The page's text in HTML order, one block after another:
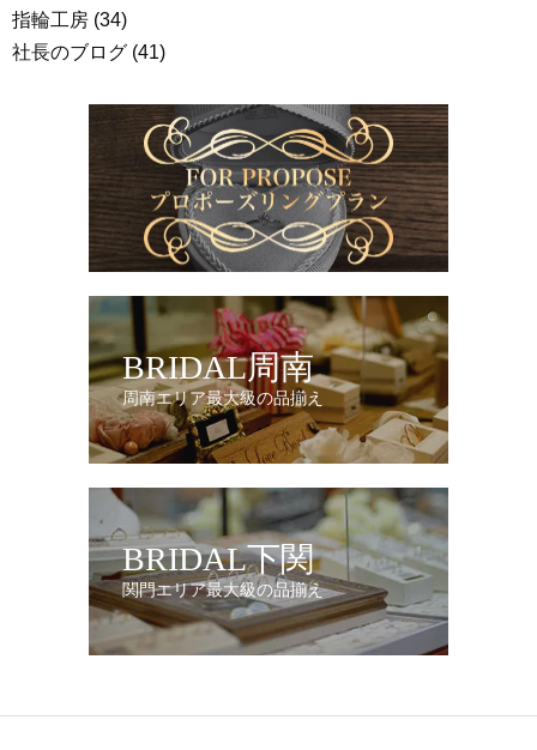
指輪工房 (34)
社長のブログ (41)
BRIDAL周南
周南エリア最大級の品揃え
BRIDAL下関
関門エリア最大級の品揃え